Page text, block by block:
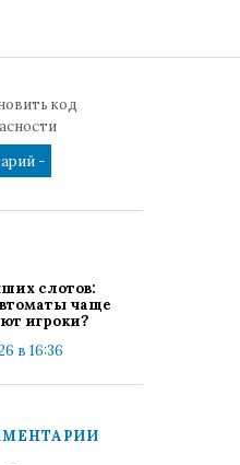
слотов:
чаще
игроки?
в 16:36